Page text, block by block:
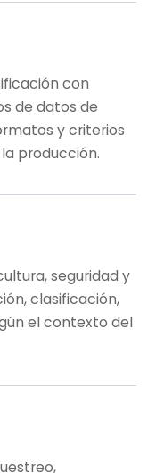
con
de datos de
y criterios
producción.
seguridad y
clasificación,
el contexto del